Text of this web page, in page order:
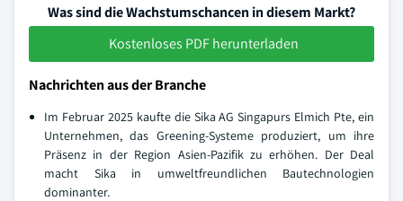
Was sind die Wachstumschancen in diesem Markt?
Kostenloses PDF herunterladen
Nachrichten aus der Branche
Im Februar 2025 kaufte die Sika AG Singapurs Elmich Pte, ein
Unternehmen, das Greening-Systeme produziert, um ihre
Präsenz in der Region Asien-Pazifik zu erhöhen. Der Deal
macht Sika in umweltfreundlichen Bautechnologien
dominanter.